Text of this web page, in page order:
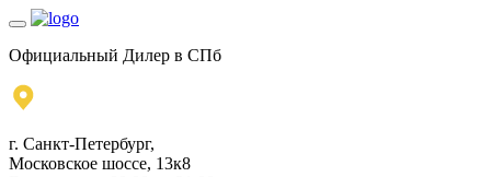
Официальный Дилер в СПб
г. Санкт-Петербург,
Московское шоссе, 13к8